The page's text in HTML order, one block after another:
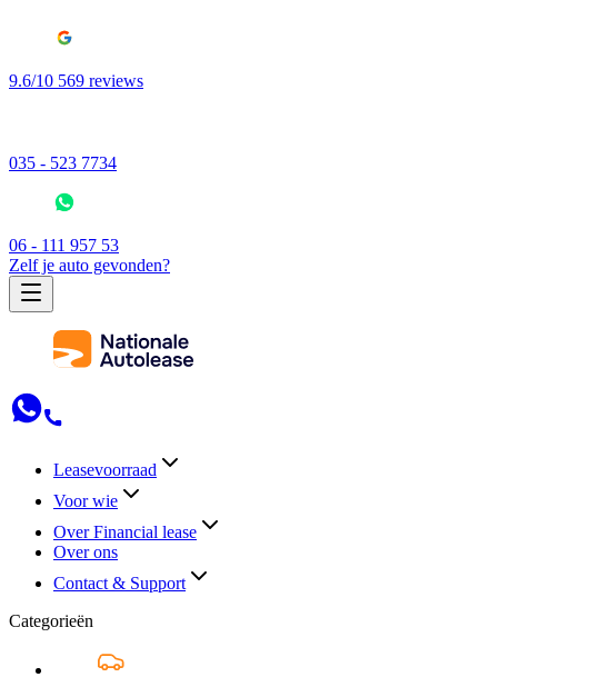
9.6/10 569 reviews
035 - 523 7734
06 - 111 957 53
Zelf je auto gevonden?
Leasevoorraad
Voor wie
Over Financial lease
Over ons
Contact & Support
Categorieën